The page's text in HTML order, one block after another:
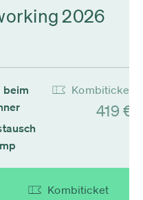
2026
beim
Kombiticket
419 €
Kombiticket